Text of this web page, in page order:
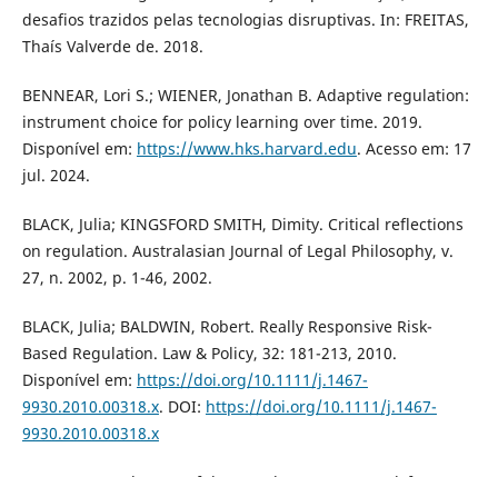
desafios trazidos pelas tecnologias disruptivas. In: FREITAS,
Thaís Valverde de. 2018.
BENNEAR, Lori S.; WIENER, Jonathan B. Adaptive regulation:
instrument choice for policy learning over time. 2019.
Disponível em: https://www.hks.harvard.edu. Acesso em: 17
jul. 2024.
BLACK, Julia; KINGSFORD SMITH, Dimity. Critical reflections
on regulation. Australasian Journal of Legal Philosophy, v.
27, n. 2002, p. 1-46, 2002.
BLACK, Julia; BALDWIN, Robert. Really Responsive Risk-
Based Regulation. Law & Policy, 32: 181-213, 2010.
Disponível em: https://doi.org/10.1111/j.1467-
9930.2010.00318.x. DOI: https://doi.org/10.1111/j.1467-
9930.2010.00318.x